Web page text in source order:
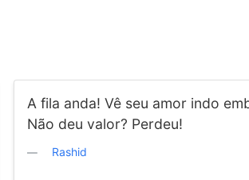
A fila anda! Vê seu amor indo
Não deu valor? Perdeu!
Rashid